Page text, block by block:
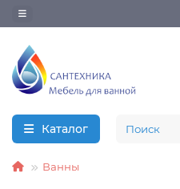
Каталог
Ванны